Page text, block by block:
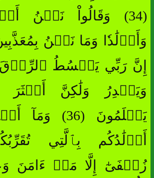
(34) وَقَالُواْ نَحۡنُ
إِنَّ رَبِّي يَبۡسُطُ ٱلرِّزۡقَ
وَيَقۡدِرُ وَلَٰكِنَّ أَكۡثَرَ
يَعۡلَمُونَ (36)
أَوۡلَٰدُكُم بِٱلَّتِي
زُلۡفَىٰٓ إِلَّا مَنۡ ءَامَنَ